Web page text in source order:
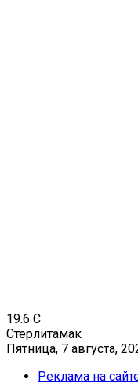
19.6 C
Стерлитамак
Пятница, 7 августа,
Реклама на